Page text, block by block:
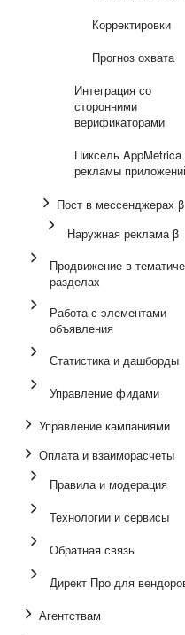
Корректировки
Прогноз охвата
Интеграция со
сторонними
верификаторами
Пиксель
рекламы
Пост в мессенджерах β
Наружная реклама β
Продвижение в
разделах
Работа с элементами
объявления
Статистика и дашборды
Управление фидами
Управление кампаниями
Оплата и взаиморасчеты
Правила и модерация
Технологии и сервисы
Обратная связь
Директ Про для
Агентствам